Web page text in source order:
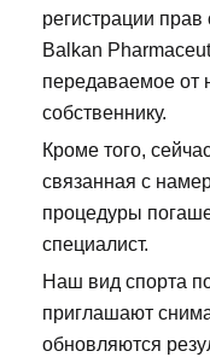
регистрации прав
Balkan
передаваемое от
собственнику.
Кроме того,
связанная с
процедуры
специалист.
Наш вид спорта
приглашают
обновляются